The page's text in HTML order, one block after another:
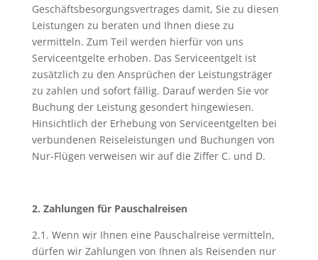
Geschäftsbesorgungsvertrages damit, Sie zu diesen
Leistungen zu beraten und Ihnen diese zu
vermitteln. Zum Teil werden hierfür von uns
Serviceentgelte erhoben. Das Serviceentgelt ist
zusätzlich zu den Ansprüchen der Leistungsträger
zu zahlen und sofort fällig. Darauf werden Sie vor
Buchung der Leistung gesondert hingewiesen.
Hinsichtlich der Erhebung von Serviceentgelten bei
verbundenen Reiseleistungen und Buchungen von
Nur-Flügen verweisen wir auf die Ziffer C. und D.
2. Zahlungen für Pauschalreisen
2.1. Wenn wir Ihnen eine Pauschalreise vermitteln,
dürfen wir Zahlungen von Ihnen als Reisenden nur